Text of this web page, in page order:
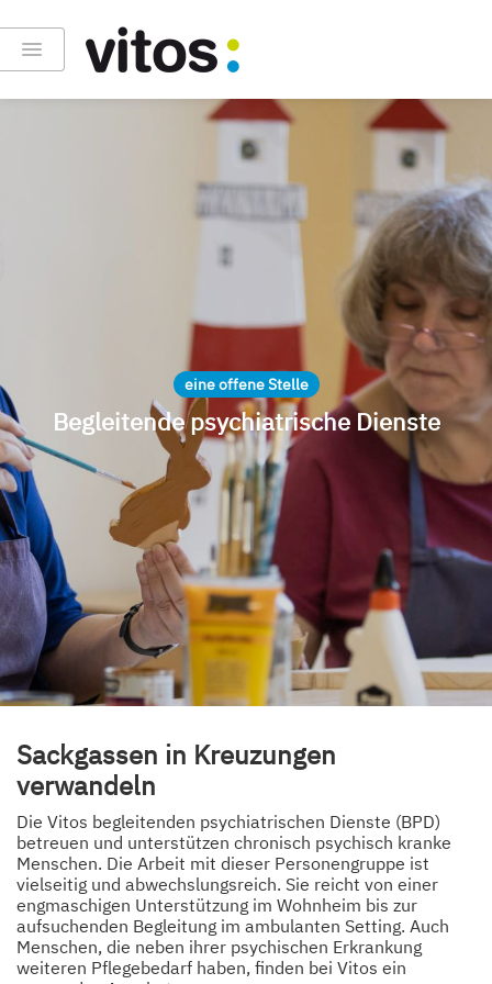
eine offene Stelle
Begleitende psychiatrische Dienste
Sackgassen in Kreuzungen
verwandeln
Die Vitos begleitenden psychiatrischen Dienste (BPD)
betreuen und unterstützen chronisch psychisch kranke
Menschen. Die Arbeit mit dieser Personengruppe ist
vielseitig und abwechslungsreich. Sie reicht von einer
engmaschigen Unterstützung im Wohnheim bis zur
aufsuchenden Begleitung im ambulanten Setting. Auch
Menschen, die neben ihrer psychischen Erkrankung
weiteren Pflegebedarf haben, finden bei Vitos ein